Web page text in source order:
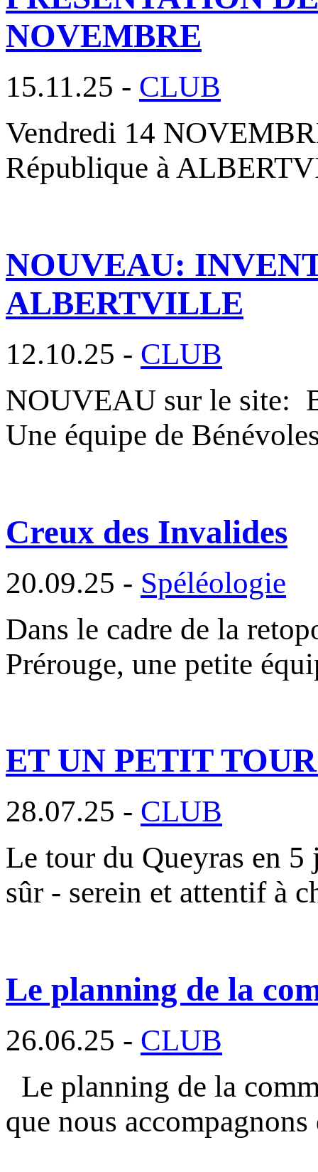
NOVEMBRE
15.11.25 - CLUB
Vendredi 14
République à
NOUVEAU:
ALBERTVILLE
12.10.25 - CLUB
NOUVEAU sur le site:
Une équipe de
Creux des Invalides
20.09.25 - Spéléologie
Dans le cadre de la
Prérouge, une petite
ET UN PETIT
28.07.25 - CLUB
Le tour du Queyras en 5
sûr - serein et attentif à
Le planning de la
26.06.25 - CLUB
Le planning de la
que nous